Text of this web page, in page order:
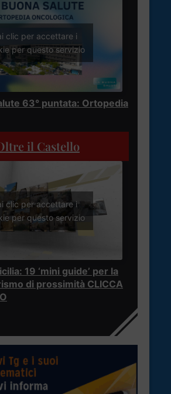
clic per accettare i
per questo servizio
63° puntata: Ortopedia
il Castello
clic per accettare i
per questo servizio
19 ‘mini guide’ per la
di prossimità CLICCA